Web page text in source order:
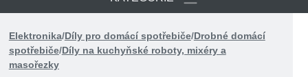
Elektronika/Díly pro domácí spotřebiče/Drobné domácí
spotřebiče/Díly na kuchyňské roboty, mixéry a
masořezky